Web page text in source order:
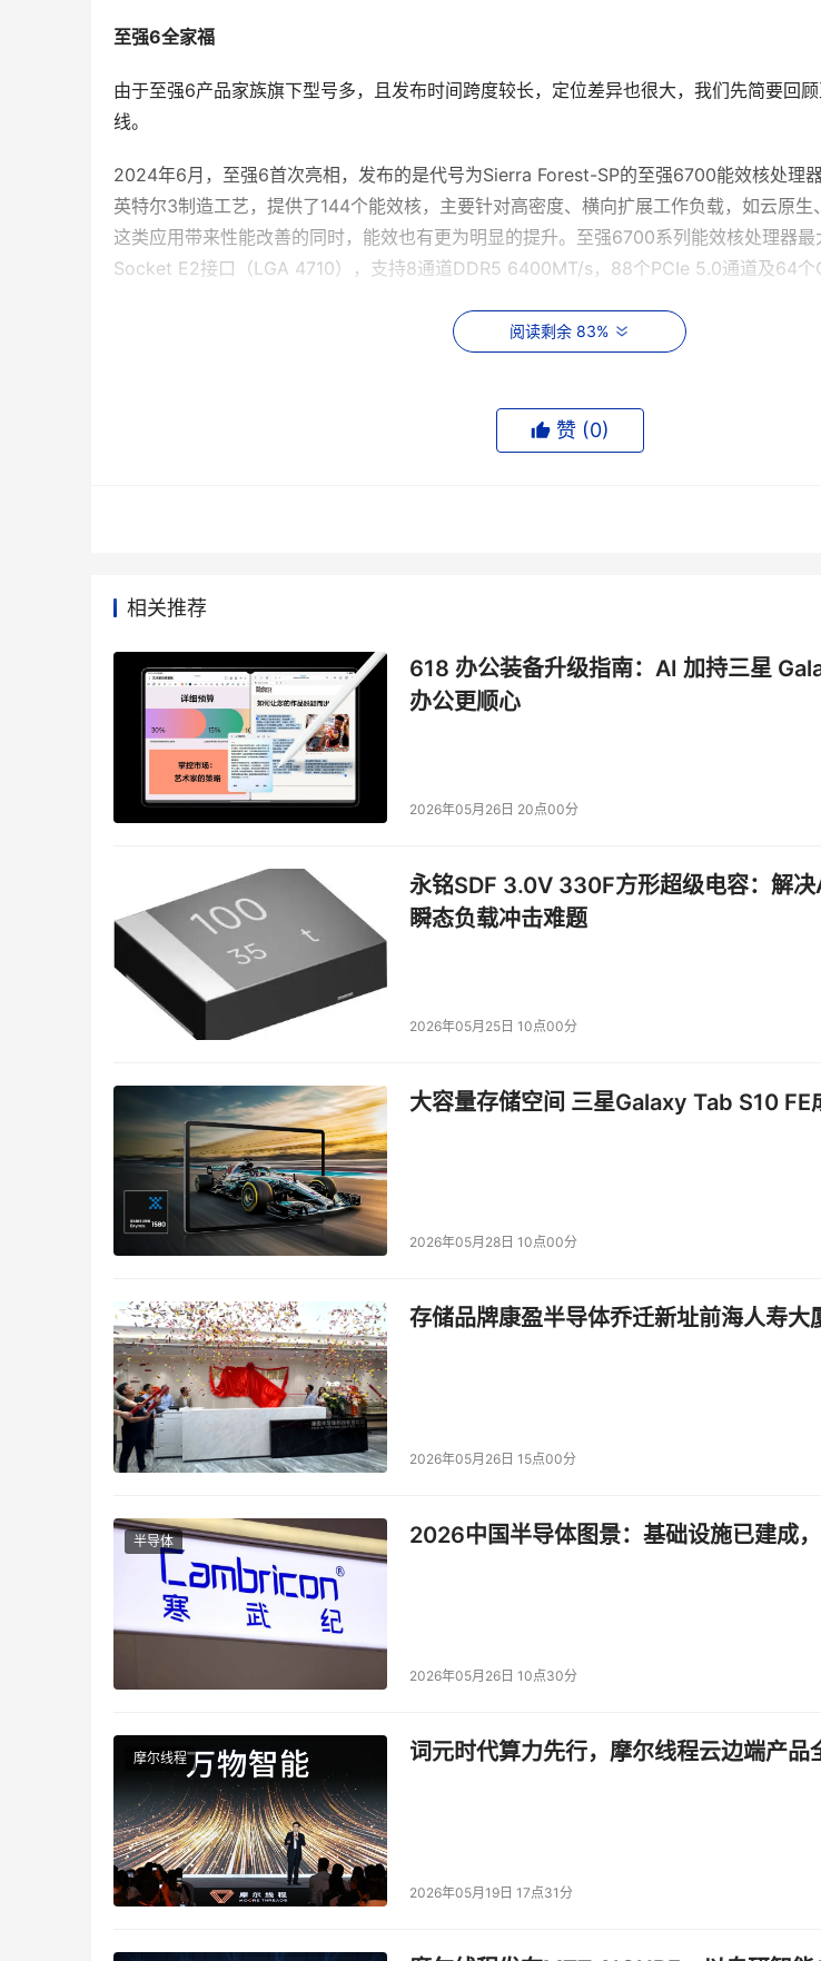
至强6全家福
由于至强6产品家族旗下型号多，且发布时间跨度较长，定位差异也很大，我们先简要回
线。
2024年6月，至强6首次亮相，发布的是代号为Sierra Forest-SP的至强6700能效核处理
英特尔3制造工艺，提供了144个能效核，主要针对高密度、横向扩展工作负载，如云原
这类应用带来性能改善的同时，能效也有更为明显的提升。至强6700系列能效核处理器
Socket E2接口（LGA 4710），支持8通道DDR5 6400MT/s，88个PCIe 5.0通道及64个
2024年9月发布的至强6900系列性能核处理器代号Granite Rapids-AP，定位为旗舰级，
计算、AI（机头）等领域，可以在同样的空间内部署更多的性能核（单插槽可以达到128个
及6个UPI2.0链路。相应的，至强6900系列性能核处理器需要使用更大面积的接口Socket
功耗也增加到500瓦。其新的性能核前端设计有较大改进，在翻倍的内核数量和内存带宽
今年2月发布的至强6700/6500系列性能核处理器代号Granite Rapids-SP，集成了8到
性能核处理器使用与至强6700能效核处理器相同的接口和功耗上限，PCIe、CXL扩展能力
6400MT/s，部分型号还提供了MRDIMM 8000MT/s的支持能力。该系列的市场定位更偏
础设施，以及企业级服务器和边缘场景。
在此，我们先做一个小结：至强6家族规划了AP与SP，以及性能核与能效核的微架构，由
AP+性能核对应至强6900性能核产品线（最高128核），负责提供这代产品目前最强性能
道），PCIe和CXL扩展能力也要更强一些，使用面积更大的封装和插座。至强6900性能核
核，对应的产品线则分别为至强6700能效核（最高144核）与至强6700/6500性能核产品
用于主流服务器机型的升级换代，封装尺寸与前几代至强保持一致。
至强6700/6500系列性能核处理器与已经发布半年多的至强6700系列能效核处理器可以使
此在发布后可以迅速进入市场。由于过去一年AI需求高涨，业内一直期待性能核与能效核
确的分工，以完整覆盖主流市场各种类型业务的需求：传统业务需要降本增效，新兴业务
传统业务混合AI负载
阅读剩余 83%
赞 (0)
相关推荐
618 办公装备升级指南：AI 加持三星
办公更顺心
2026年05月26日 20点00分
永铭SDF 3.0V 330F方形超级电容：解
瞬态负载冲击难题
2026年05月25日 10点00分
大容量存储空间 三星Galaxy Tab S10
2026年05月28日 10点00分
存储品牌康盈半导体乔迁新址前海人寿大
2026年05月26日 15点00分
半导体 2026中国半导体图景：基础设施已建成
2026年05月26日 10点30分
摩尔线程 词元时代算力先行，摩尔线程云边端产品
2026年05月19日 17点31分